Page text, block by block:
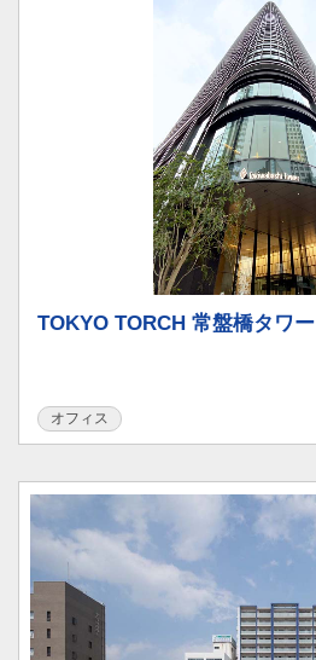
TOKYO TORCH 常盤橋タワー
オフィス